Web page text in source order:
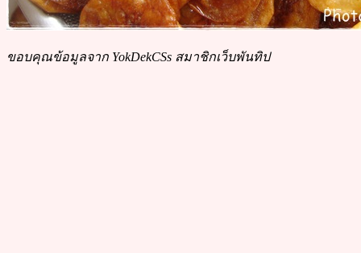
ขอบคุณข้อมูลจาก YokDekCSs สมาชิกเว็บพันทิป